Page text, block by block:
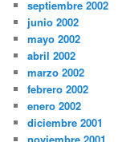
septiembre 2002
junio 2002
mayo 2002
abril 2002
marzo 2002
febrero 2002
enero 2002
diciembre 2001
noviembre 2001